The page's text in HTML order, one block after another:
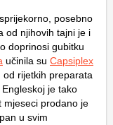
posebno
od njihovih tajni je i
doprinosi gubitku
učinila su Capsiplex
od rijetkih preparata
je tako
mjeseci prodano je
u svim